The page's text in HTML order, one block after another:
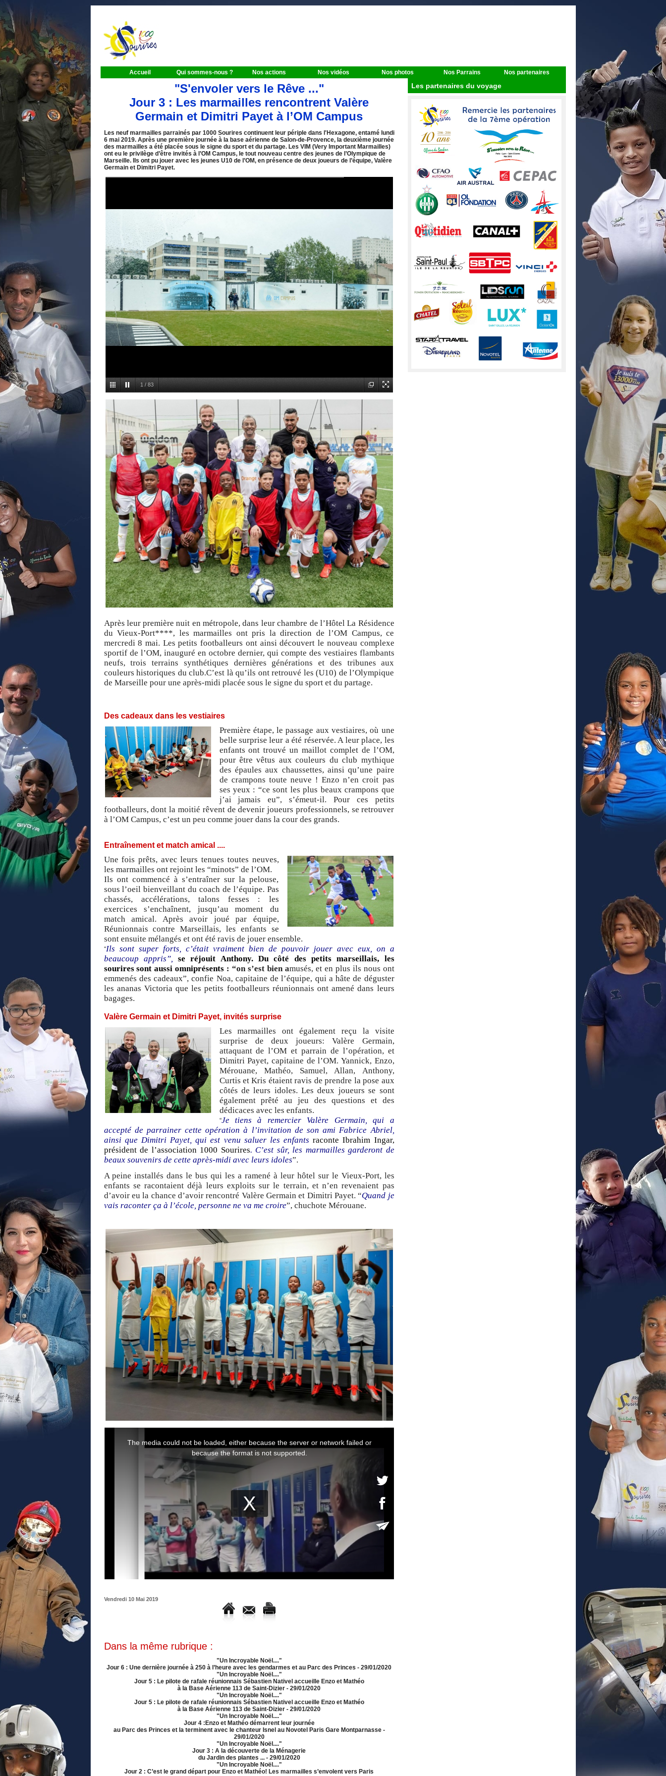
Accueil Qui sommes-nous ? Nos actions Nos vidéos Nos photos Nos Parrains Nos partenaires
"S'envoler vers le Rêve ..."
Jour 3 : Les marmailles rencontrent Valère
Germain et Dimitri Payet à l’OM Campus
Les neuf marmailles parrainés par 1000 Sourires continuent leur périple dans l'Hexagone, entamé lundi
6 mai 2019. Après une première journée à la base aérienne de Salon-de-Provence, la deuxième journée
des marmailles a été placée sous le signe du sport et du partage. Les VIM (Very Important Marmailles)
ont eu le privilège d’être invités à l’OM Campus, le tout nouveau centre des jeunes de l’Olympique de
Marseille. Ils ont pu jouer avec les jeunes U10 de l’OM, en présence de deux joueurs de l’équipe, Valère
Germain et Dimitri Payet.
1 / 83
Après leur première nuit en métropole, dans leur chambre de l’Hôtel La Résidence
du Vieux-Port****, les marmailles ont pris la direction de l’OM Campus, ce
mercredi 8 mai. Les petits footballeurs ont ainsi découvert le nouveau complexe
sportif de l’OM, inauguré en octobre dernier, qui compte des vestiaires flambants
neufs, trois terrains synthétiques dernières générations et des tribunes aux
couleurs historiques du club.C’est là qu’ils ont retrouvé les (U10) de l’Olympique
de Marseille pour une après-midi placée sous le signe du sport et du partage.
Des cadeaux dans les vestiaires
Première étape, le passage aux vestiaires, où une
belle surprise leur a été réservée. A leur place, les
enfants ont trouvé un maillot complet de l’OM,
pour être vêtus aux couleurs du club mythique
des épaules aux chaussettes, ainsi qu’une paire
de crampons toute neuve ! Enzo n’en croit pas
ses yeux : “ce sont les plus beaux crampons que
j’ai jamais eu”, s’émeut-il. Pour ces petits
footballeurs, dont la moitié rêvent de devenir joueurs professionnels, se retrouver
à l’OM Campus, c’est un peu comme jouer dans la cour des grands.
Entraînement et match amical ....
Une fois prêts, avec leurs tenues toutes neuves,
les marmailles ont rejoint les “minots” de l’OM.
Ils ont commencé à s’entraîner sur la pelouse,
sous l’oeil bienveillant du coach de l’équipe. Pas
chassés, accélérations, talons fesses : les
exercices s’enchaînent, jusqu’au moment du
match amical. Après avoir joué par équipe,
Réunionnais contre Marseillais, les enfants se
sont ensuite mélangés et ont été ravis de jouer ensemble.
“Ils sont super forts, c’était vraiment bien de pouvoir jouer avec eux, on a
beaucoup appris”,se réjouit Anthony. Du côté des petits marseillais, les
sourires sont aussi omniprésents : “on s’est bien amusés, et en plus ils nous ont
emmenés des cadeaux”, confie Noa, capitaine de l’équipe, qui a hâte de déguster
les ananas Victoria que les petits footballeurs réunionnais ont amené dans leurs
bagages.
Valère Germain et Dimitri Payet, invités surprise
Les marmailles ont également reçu la visite
surprise de deux joueurs: Valère Germain,
attaquant de l’OM et parrain de l’opération, et
Dimitri Payet, capitaine de l’OM. Yannick, Enzo,
Mérouane, Mathéo, Samuel, Allan, Anthony,
Curtis et Kris étaient ravis de prendre la pose aux
côtés de leurs idoles. Les deux joueurs se sont
également prêté au jeu des questions et des
dédicaces avec les enfants.
“Je tiens à remercier Valère Germain, qui a
accepté de parrainer cette opération à l’invitation de son ami Fabrice Abriel,
ainsi que Dimitri Payet, qui est venu saluer les enfants raconteIbrahim Ingar,
président de l’association 1000 Sourires. C’est sûr, les marmailles garderont de
beaux souvenirs de cette après-midi avec leurs idoles”.
A peine installés dans le bus qui les a ramené à leur hôtel sur le Vieux-Port, les
enfants se racontaient déjà leurs exploits sur le terrain, et n’en revenaient pas
d’avoir eu la chance d’avoir rencontré Valère Germain et Dimitri Payet. “Quand je
vais raconter ça à l’école, personne ne va me croire”, chuchote Mérouane.
Vendredi 10 Mai 2019
Dans la même rubrique :
"Un Incroyable Noël...."
Jour 6 : Une dernière journée à 250 à l’heure avec les gendarmes et au Parc des Princes - 29/01/2020
"Un Incroyable Noël...."
Jour 5 : Le pilote de rafale réunionnais Sébastien Nativel accueille Enzo et Mathéo
à la Base Aérienne 113 de Saint-Dizier - 29/01/2020
"Un Incroyable Noël...."
Jour 5 : Le pilote de rafale réunionnais Sébastien Nativel accueille Enzo et Mathéo
à la Base Aérienne 113 de Saint-Dizier - 29/01/2020
"Un Incroyable Noël...."
Jour 4 :Enzo et Mathéo démarrent leur journée
au Parc des Princes et la terminent avec le chanteur Isnel au Novotel Paris Gare Montparnasse -
29/01/2020
"Un Incroyable Noël...."
Jour 3 : A la découverte de la Ménagerie
du Jardin des plantes ... - 29/01/2020
"Un Incroyable Noël...."
Jour 2 : C’est le grand départ pour Enzo et Mathéo! Les marmailles s’envolent vers Paris
Les partenaires du voyage